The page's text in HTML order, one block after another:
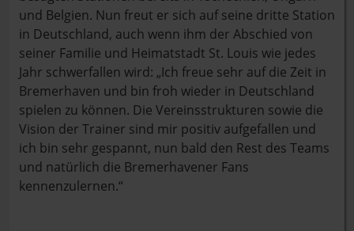
und Belgien. Nun freut er sich auf seine dritte Station
in Deutschland, auch wenn ihm der Abschied von
seiner Familie und Heimatstadt St. Louis wie jedes
Jahr schwerfallen wird: „Ich freue sehr auf die Zeit in
Bremerhaven und bin froh wieder in Deutschland
spielen zu können. Die Vereinsstrukturen sowie die
Vision der Trainer sind mir positiv aufgefallen und
ich bin sehr gespannt, nun bald den Rest des Teams
und natürlich die Bremerhavener Fans
kennenzulernen.“